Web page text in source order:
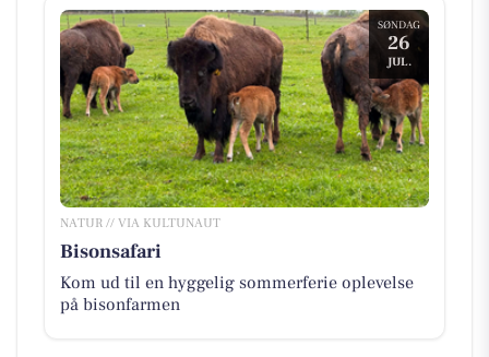
SØNDAG
26
JUL.
NATUR // VIA KULTUNAUT
Bisonsafari
Kom ud til en hyggelig sommerferie oplevelse
på bisonfarmen